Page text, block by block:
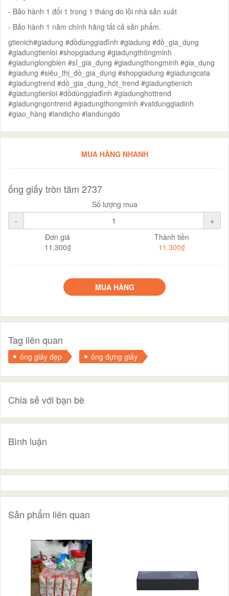
- Bảo hành 1 đổi 1 trong 1 tháng do lỗi nhà sản xuất
- Bảo hành 1 năm chính hãng tất cả sản phẩm.
gtienich#giadung #đồdùnggiađình #giadung #đồ_gia_dụng
#giadungtienloi #shopgiadung #giadụngthôngminh
#giadunglongbien #sỉ_gia_dụng #giadungthongminh #gia_dụng
#giadung #siêu_thị_đồ_gia_dụng #shopgiadung #giadungcata
#giadungtrend #dồ_gia_dụng_hót_trend #giadungtienich
#giadungtienloi #dồdùnggiađình #giadunghottrend
#giadungngontrend #giadungthongminh #vatdunggiadinh
#giao_hàng #landicho #landungdo
MUA HÀNG NHANH
ống giấy tròn tăm 2737
Số lượng mua
-
+
Đơn giá
11.300₫
Thành tiền
11.300₫
MUA HÀNG
Tag liên quan
ống giấy đẹp ống đựng giấy
Chia sẻ với bạn bè
Bình luận
Sản phẩm liên quan